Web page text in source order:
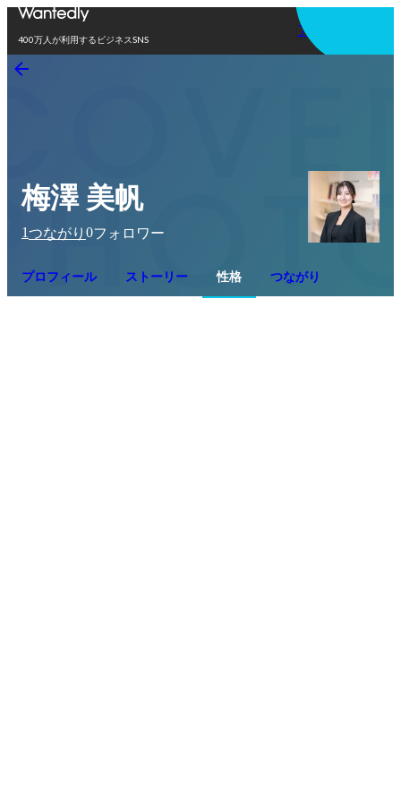
400万人が利用するビジネスSNS
アプリを使う
梅澤 美帆
1つながり 0フォロワー
プロフィール ストーリー 性格 つながり